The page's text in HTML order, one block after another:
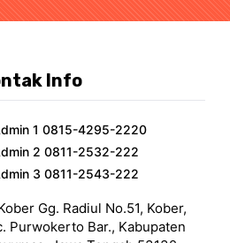
Info
1 0815-4295-2220
2 0811-2532-222
3 0811-2543-222
Gg. Radiul No.51, Kober,
Purwokerto Bar., Kabupaten